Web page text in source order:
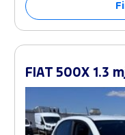
FIAT 500X 1.3